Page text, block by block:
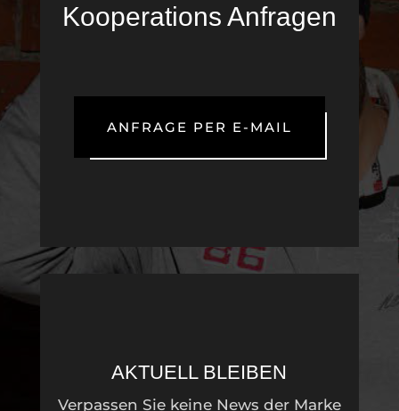
Kooperations Anfragen
ANFRAGE PER E-MAIL
AKTUELL BLEIBEN
Verpassen Sie keine News der Marke